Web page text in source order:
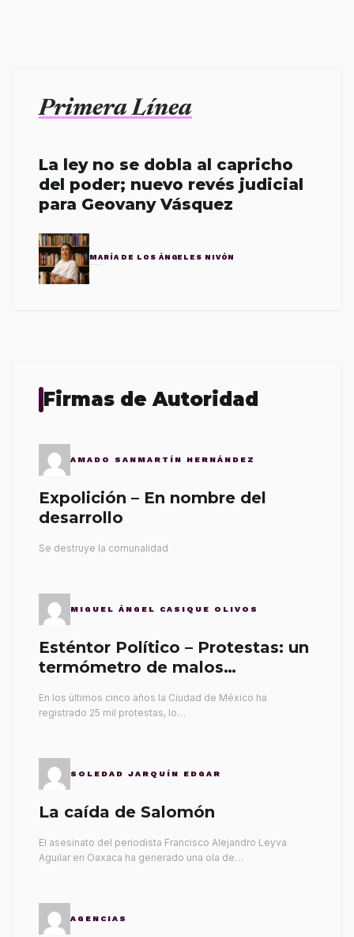
Primera Línea
La ley no se dobla al capricho
del poder; nuevo revés judicial
para Geovany Vásquez
MARÍA DE LOS ÁNGELES NIVÓN
Firmas de Autoridad
AMADO SANMARTÍN HERNÁNDEZ
Expolición – En nombre del
desarrollo
Se destruye la comunalidad
MIGUEL ÁNGEL CASIQUE OLIVOS
Esténtor Político – Protestas: un
termómetro de malos
En los últimos cinco años la Ciudad de México ha
registrado 25 mil protestas, lo…
SOLEDAD JARQUÍN EDGAR
La caída de Salomón
El asesinato del periodista Francisco Alejandro Leyva
Aguilar en Oaxaca ha generado una ola de…
AGENCIAS